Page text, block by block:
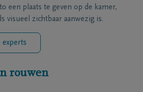
een plaats te geven op de kamer,
visueel zichtbaar aanwezig is.
experts
rouwen